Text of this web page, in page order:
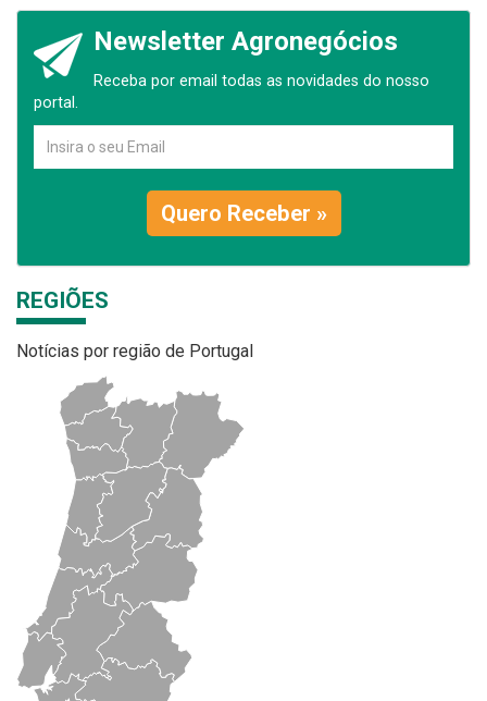
Newsletter Agronegócios
Receba por email todas as novidades do nosso
portal.
Quero Receber »
REGIÕES
Notícias por região de Portugal